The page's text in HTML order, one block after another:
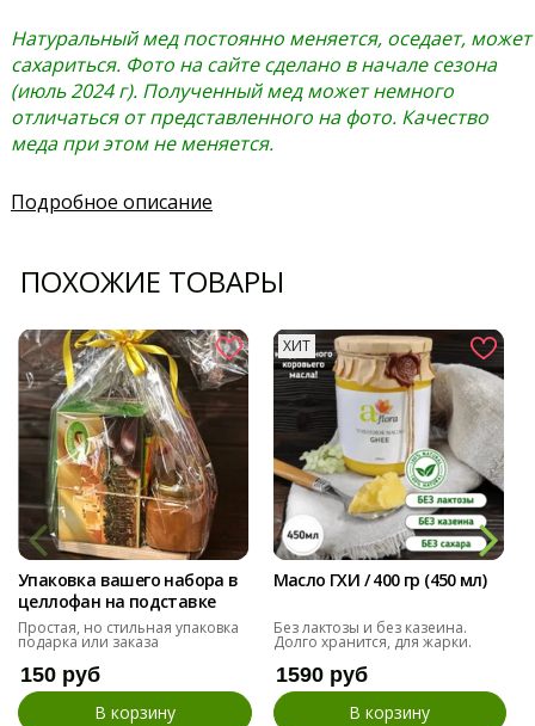
Натуральный мед постоянно меняется, оседает, может
сахариться. Фото на сайте сделано в начале сезона
(июль 2024 г). Полученный мед может немного
отличаться от представленного на фото. Качество
меда при этом не меняется.
Подробное описание
ПОХОЖИЕ ТОВАРЫ
Упаковка вашего набора в
целлофан на подставке
Простая, но стильная упаковка
подарка или заказа
150 руб
В корзину
ХИТ
Масло ГХИ / 400 гр (450 мл)
Без лактозы и без казеина.
Долго хранится, для жарки.
1590 руб
В корзину